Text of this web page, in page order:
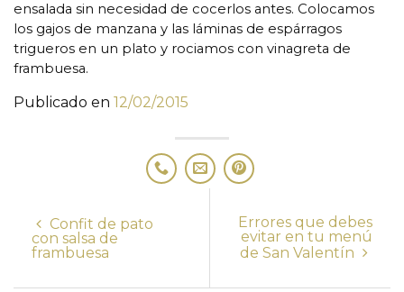
ensalada sin necesidad de cocerlos antes. Colocamos
los gajos de manzana y las láminas de espárragos
trigueros en un plato y rociamos con vinagreta de
frambuesa.
Publicado en 12/02/2015
Confit de pato
con salsa de
frambuesa
Errores que debes
evitar en tu menú
de San Valentín